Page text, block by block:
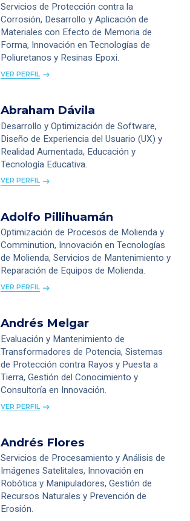
Servicios de Protección contra la
Corrosión, Desarrollo y Aplicación de
Materiales con Efecto de Memoria de
Forma, Innovación en Tecnologías de
Poliuretanos y Resinas Epoxi.
VER PERFIL
Abraham Dávila
Desarrollo y Optimización de Software,
Diseño de Experiencia del Usuario (UX) y
Realidad Aumentada, Educación y
Tecnología Educativa.
VER PERFIL
Adolfo Pillihuamán
Optimización de Procesos de Molienda y
Comminution, Innovación en Tecnologías
de Molienda, Servicios de Mantenimiento y
Reparación de Equipos de Molienda.
VER PERFIL
Andrés Melgar
Evaluación y Mantenimiento de
Transformadores de Potencia, Sistemas
de Protección contra Rayos y Puesta a
Tierra, Gestión del Conocimiento y
Consultoría en Innovación.
VER PERFIL
Andrés Flores
Servicios de Procesamiento y Análisis de
Imágenes Satelitales, Innovación en
Robótica y Manipuladores, Gestión de
Recursos Naturales y Prevención de
Erosión.